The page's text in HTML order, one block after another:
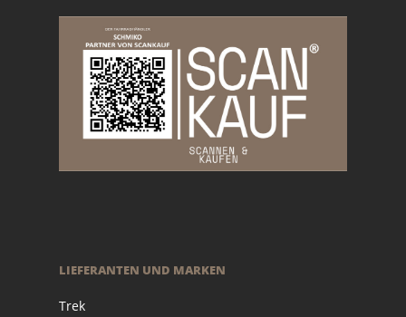
LIEFERANTEN UND MARKEN
Trek